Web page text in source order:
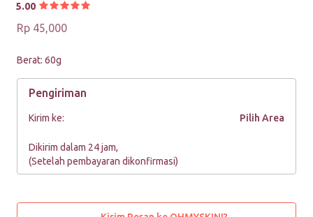
5.00
Rp 45,000
Berat: 60g
Pengiriman
Kirim ke: Pilih Area
Dikirim dalam 24 jam,
(Setelah pembayaran dikonfirmasi)